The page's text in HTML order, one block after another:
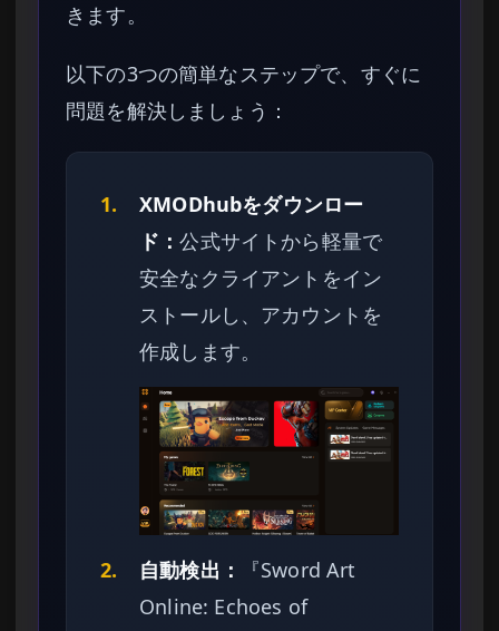
きます。
以下の3つの簡単なステップで、すぐに
問題を解決しましょう：
1.
XMODhubをダウンロー
ド：公式サイトから軽量で
安全なクライアントをイン
ストールし、アカウントを
作成します。
2. 自動検出：
『Sword Art
Online: Echoes of